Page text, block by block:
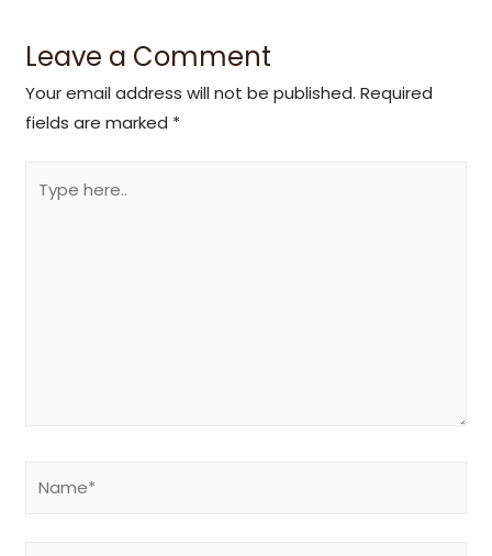
Leave a Comment
Your email address will not be published. Required
fields are marked *